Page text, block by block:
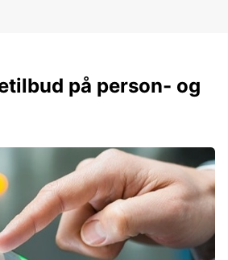
på person- og